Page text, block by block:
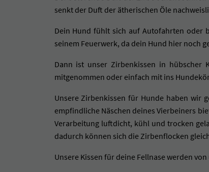
senkt der Duft der ätherischen Öle
Dein Hund fühlt sich auf Autofahrten oder
seinem Feuerwerk, da dein Hund hier noch
Dann ist unser Zirbenkissen in hübscher
mitgenommen oder einfach mit ins
Unsere Zirbenkissen für Hunde haben wir
empfindliche Näschen deines Vierbeiners
Verarbeitung luftdicht, kühl und trocken
dadurch können sich die Zirbenflocken
Unsere Kissen für deine Fellnase werden